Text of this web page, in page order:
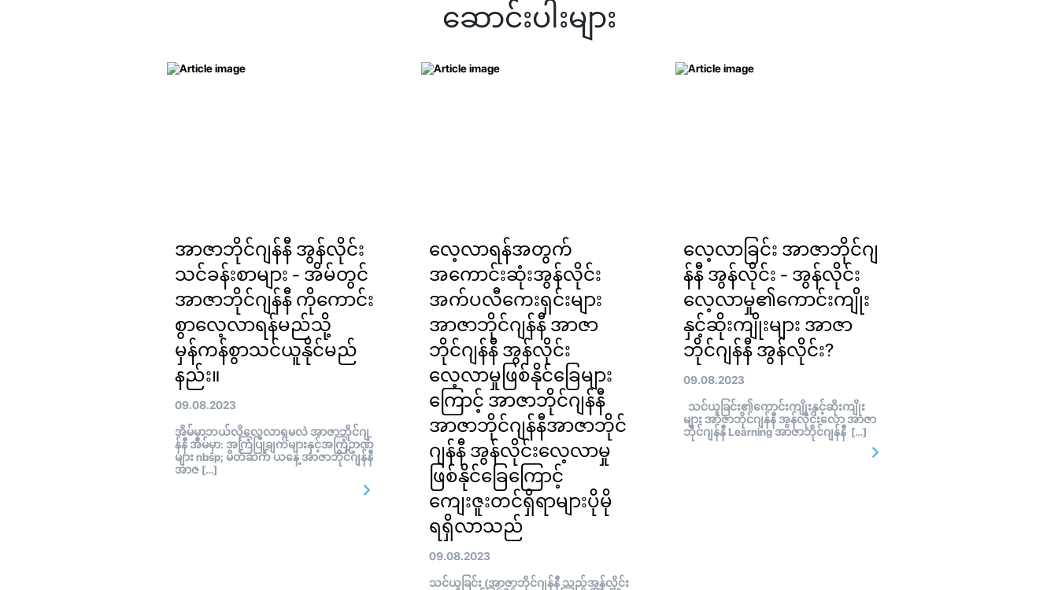
ဆောင်းပါးများ
အာဇာဘိုင်ဂျန်နီ အွန်လိုင်း
သင်ခန်းစာများ - အိမ်တွင်
အာဇာဘိုင်ဂျန်နီ ကိုကောင်း
စွာလေ့လာရန်မည်သို့
မှန်ကန်စွာသင်ယူနိုင်မည်
နည်း။
09.08.2023
အိမ်မှာဘယ်လိုလေ့လာရမလဲ အာဇာဘိုင်ဂျ
န်နီ အိမ်မှာ: အကြံပြုချက်များနှင့်အကြံဥာဏ်
များ nbsp; မိတ်ဆက် ယနေ့ အာဇာဘိုင်ဂျန်နီ
အာဇ […]
လေ့လာရန်အတွက်
အကောင်းဆုံးအွန်လိုင်း
အက်ပလီကေးရှင်းများ
အာဇာဘိုင်ဂျန်နီ အာဇာ
ဘိုင်ဂျန်နီ အွန်လိုင်း
လေ့လာမှုဖြစ်နိုင်ခြေများ
ကြောင့် အာဇာဘိုင်ဂျန်နီ
အာဇာဘိုင်ဂျန်နီအာဇာဘိုင်
ဂျန်နီ အွန်လိုင်းလေ့လာမှု
ဖြစ်နိုင်ခြေကြောင့်
ကျေးဇူးတင်ရှိရာများပိုမို
ရရှိလာသည်
09.08.2023
သင်ယူခြင်း (အာဇာဘိုင်ဂျန်နီ သည်အွန်လိုင်း
လေ့လာခြင်း အာဇာဘိုင်ဂျ
န်နီ အွန်လိုင်း - အွန်လိုင်း
လေ့လာမှု၏ကောင်းကျိုး
နှင့်ဆိုးကျိုးများ အာဇာ
ဘိုင်ဂျန်နီ အွန်လိုင်း?
09.08.2023
သင်ယူခြင်း၏ကောင်းကျိုးနှင့်ဆိုးကျိုး
များ အာဇာဘိုင်ဂျန်နီ အွန်လိုင်းလော အာဇာ
ဘိုင်ဂျန်နီ Learning အာဇာဘိုင်ဂျန်နီ […]